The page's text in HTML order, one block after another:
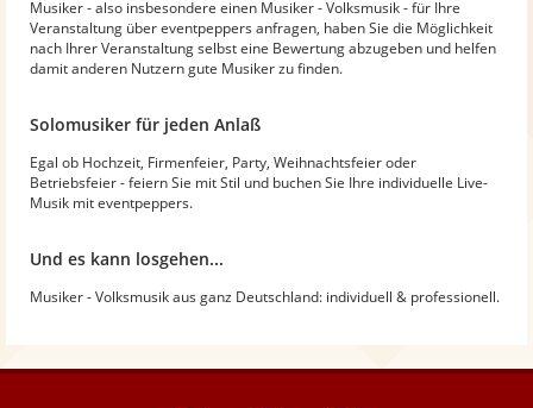
Musiker - also insbesondere einen Musiker - Volksmusik - für Ihre
Veranstaltung über eventpeppers anfragen, haben Sie die Möglichkeit
nach Ihrer Veranstaltung selbst eine Bewertung abzugeben und helfen
damit anderen Nutzern gute Musiker zu finden.
Solomusiker für jeden Anlaß
Egal ob Hochzeit, Firmenfeier, Party, Weihnachtsfeier oder
Betriebsfeier - feiern Sie mit Stil und buchen Sie Ihre individuelle Live-
Musik mit eventpeppers.
Und es kann losgehen...
Musiker - Volksmusik aus ganz Deutschland: individuell & professionell.